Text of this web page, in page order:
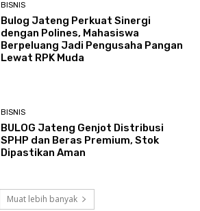
BISNIS
Bulog Jateng Perkuat Sinergi
dengan Polines, Mahasiswa
Berpeluang Jadi Pengusaha Pangan
Lewat RPK Muda
BISNIS
BULOG Jateng Genjot Distribusi
SPHP dan Beras Premium, Stok
Dipastikan Aman
Muat lebih banyak